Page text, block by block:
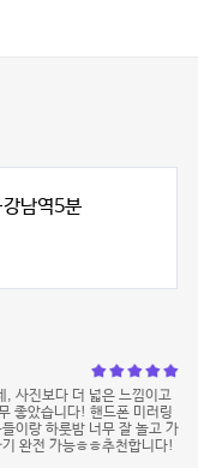
남역5분
, 사진보다 더 넓은 느낌이고
좋았습니다! 핸드폰 미러링
이랑 하룻밤 너무 잘 놀고 가
완전 가능ㅎㅎ추천합니다!